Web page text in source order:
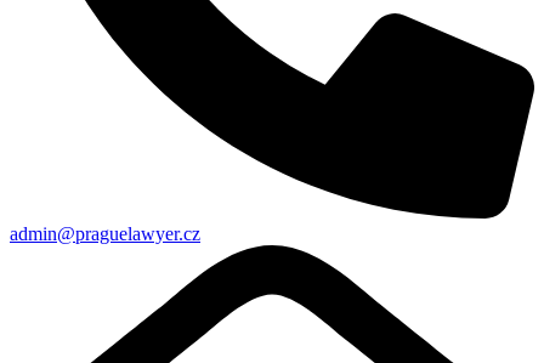
admin@praguelawyer.cz